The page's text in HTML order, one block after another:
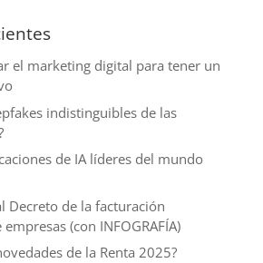
el marketing digital para tener un
indistinguibles de las
de IA líderes del mundo
Decreto de la facturación
(con INFOGRAFÍA)
de la Renta 2025?